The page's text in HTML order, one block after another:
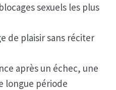
sexuels les plus
de plaisir sans réciter
après un échec, une
longue période